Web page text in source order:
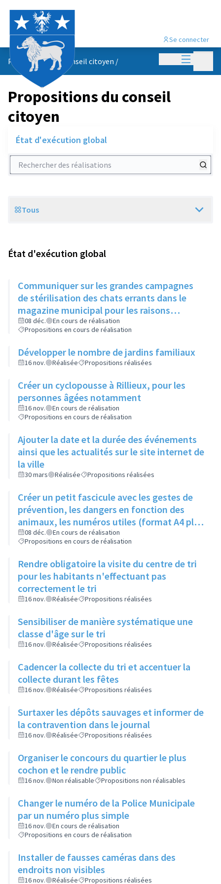
Menu
Se connecter
Propositions du conseil citoyen /
Propositions du conseil
citoyen
État d'exécution global
Rechercher des réalisations
Scope
Tous
État d'exécution global
Communiquer sur les grandes campagnes
de stérilisation des chats errants dans le
magazine municipal pour les raisons
suivantes:
08 déc.
En cours de réalisation
Propositions en cours de réalisation
Développer le nombre de jardins familiaux
16 nov. Réalisée Propositions réalisées
Créer un cyclopousse à Rillieux, pour les
personnes âgées notamment
16 nov.
En cours de réalisation
Propositions en cours de réalisation
Ajouter la date et la durée des événements
ainsi que les actualités sur le site internet de
la ville
30 mars Réalisée Propositions réalisées
Créer un petit fascicule avec les gestes de
prévention, les dangers en fonction des
animaux, les numéros utiles (format A4 plié
en 2)
08 déc.
En cours de réalisation
Propositions en cours de réalisation
Rendre obligatoire la visite du centre de tri
pour les habitants n'effectuant pas
correctement le tri
16 nov. Réalisée Propositions réalisées
Sensibiliser de manière systématique une
classe d'âge sur le tri
16 nov. Réalisée Propositions réalisées
Cadencer la collecte du tri et accentuer la
collecte durant les fêtes
16 nov. Réalisée Propositions réalisées
Surtaxer les dépôts sauvages et informer de
la contravention dans le journal
16 nov. Réalisée Propositions réalisées
Organiser le concours du quartier le plus
cochon et le rendre public
16 nov. Non réalisable Propositions non réalisables
Changer le numéro de la Police Municipale
par un numéro plus simple
16 nov.
En cours de réalisation
Propositions en cours de réalisation
Installer de fausses caméras dans des
endroits non visibles
16 nov. Réalisée Propositions réalisées